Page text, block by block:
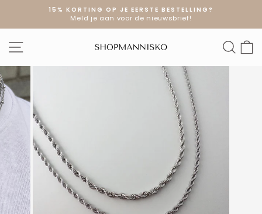
artikel
Diavoorstelling
15% KORTING OP JE EERSTE BESTELLING?
Meld je aan voor de nieuwsbrief!
SITE NAVIGATIE